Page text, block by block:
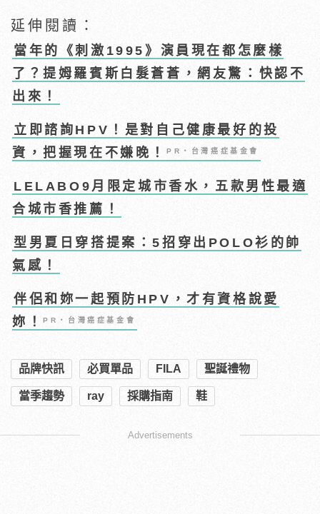
延伸閱讀：
當年的《刺激1995》演員現在都怎麼樣
了？提姆羅賓斯白髮蒼蒼，網友驚：快認不
出來！
立即諮詢HPV！是對自己健康最好的投
資，把握現在不嫌晚！PR・台灣癌症基金會
LELABO9月限定城市香水，五款男性最適
合城市香推薦！
型男夏日穿搭提案：5招穿出POLO衫的帥
氣感！
伴侶和妳一起預防HPV，才有資格說愛
妳！PR・台灣癌症基金會
品牌快訊 必買單品 FILA 聖誕禮物
當季趨勢 ray 採購指南 鞋
Advertisements